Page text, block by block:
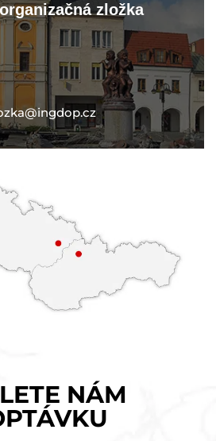
zložka
NÁM